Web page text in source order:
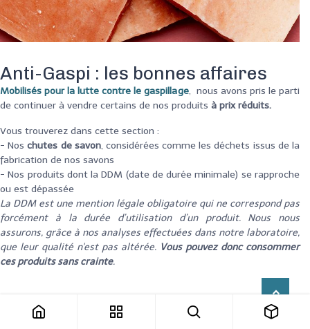
Anti-Gaspi : les bonnes affaires
Mobilisés pour la lutte contre le gaspillage, nous avons pris le parti
de continuer à vendre certains de nos produits à prix réduits.
Vous trouverez dans cette section :
- Noschutes de savon, considérées comme les déchets issus de la
fabrication de nos savons
- Nos produits dont la DDM (date de durée minimale) se rapproche
ou est dépassée
La DDM est une mention légale obligatoire qui ne correspond pas
forcément à la durée d’utilisation d’un produit. Nous nous
assurons, grâce à nos analyses effectuées dans notre laboratoire,
que leur qualité n'est pas altérée. Vous pouvez donc consommer
ces produits sans crainte.